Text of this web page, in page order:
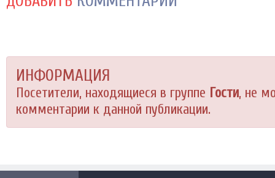
ИНФОРМАЦИЯ
Посетители, находящиеся в группе Гости, не
комментарии к данной публикации.